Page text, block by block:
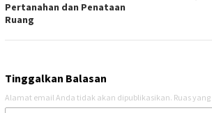
Pertanahan dan Penataan
Ruang
Tinggalkan Balasan
Alamat email Anda tidak akan dipublikasikan. Ruas